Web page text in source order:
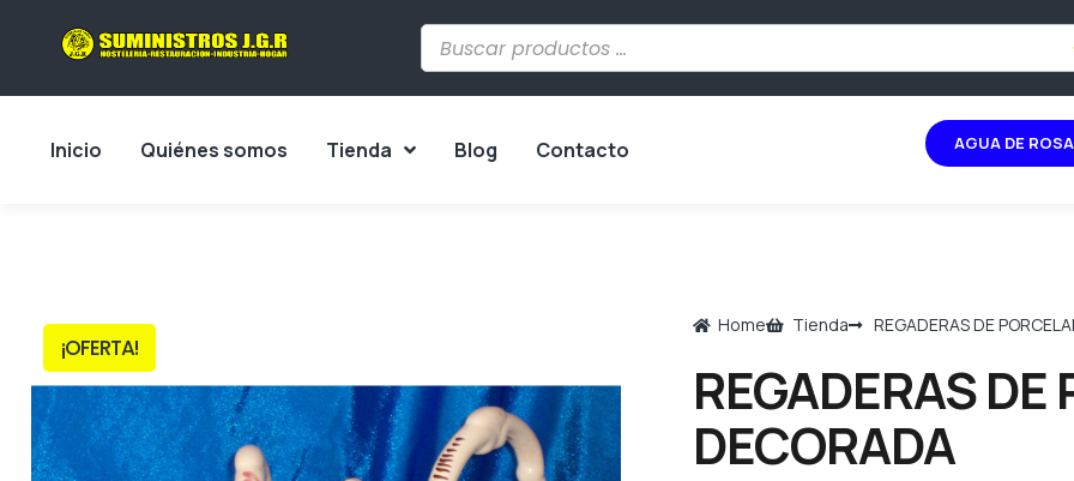
Inicio Quiénes somos Tienda Blog Contacto AGUA DE ROSA
¡OFERTA!
Home Tienda REGADERAS DE
REGADERAS DE
DECORADA